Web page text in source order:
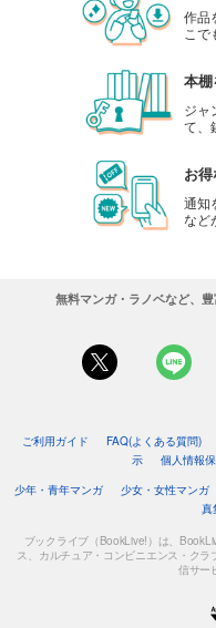
作品
こで
本棚
ジャ
て、
お得
通知
など
無料マンガ・ラノベなど、
ご利用ガイド FAQ(よくある質問)
示
個人情報
少年・青年マンガ
少女・女性マンガ
真
ブックライブ（BookLive!）は、
ス、カルチュア・コンビニエンス・ク
信サー